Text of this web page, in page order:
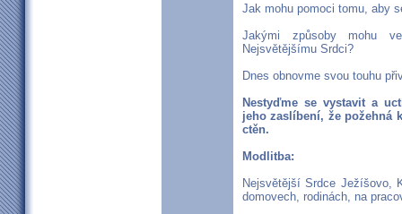
Jak mohu pomoci tomu, aby
Jakými způsoby mohu
Nejsvětějšímu Srdci?
Dnes obnovme svou touhu
Nestyďme se vystavit a
jeho zaslíbení, že požehná
ctěn.
Modlitba:
Nejsvětější Srdce Ježíšovo,
domovech, rodinách, na